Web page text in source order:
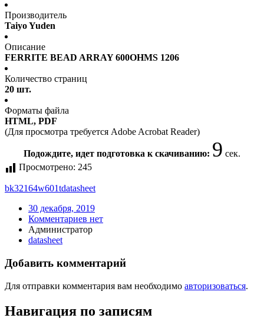
Производитель
Taiyo Yuden
Описание
FERRITE BEAD ARRAY 600OHMS 1206
Количество страниц
20 шт.
Форматы файла
HTML, PDF
(Для просмотра требуется Adobe Acrobat Reader)
Подождите, идет подготовка к скачиванию: 8 сек.
Просмотрено: 245
bk32164w601tdatasheet
30 декабря, 2019
Комментариев нет
Администратор
datasheet
Добавить комментарий
Для отправки комментария вам необходимо авторизоваться.
Навигация по записям